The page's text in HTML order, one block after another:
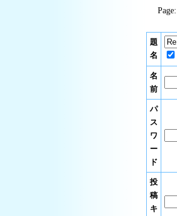
Page:
題
名
名
前
パ
ス
ワ
ー
ド
投
稿
キ